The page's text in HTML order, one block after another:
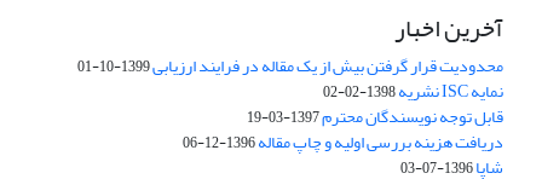
آخرین اخبار
محدودیت قرار گرفتن بیش از یک مقاله در فرایند ارزیابی1399-10-01
نمایه ISC نشریه 1398-02-02
قابل توجه نویسندگان محترم1397-03-19
دریافت هزینه بررسی اولیه و چاپ مقاله1396-12-06
شاپا1396-07-03